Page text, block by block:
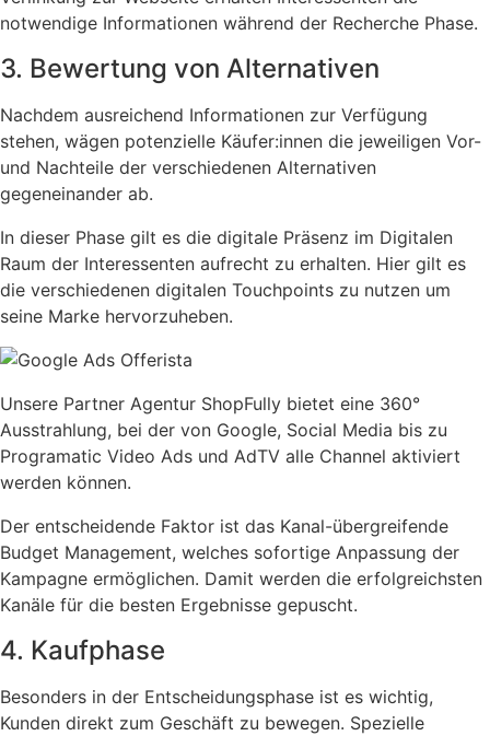
notwendige Informationen während der Recherche Phase.
3. Bewertung von Alternativen
Nachdem ausreichend Informationen zur Verfügung
stehen, wägen potenzielle Käufer:innen die jeweiligen Vor-
und Nachteile der verschiedenen Alternativen
gegeneinander ab.
In dieser Phase gilt es die digitale Präsenz im Digitalen
Raum der Interessenten aufrecht zu erhalten. Hier gilt es
die verschiedenen digitalen Touchpoints zu nutzen um
seine Marke hervorzuheben.
Unsere Partner Agentur ShopFully bietet eine 360°
Ausstrahlung, bei der von Google, Social Media bis zu
Programatic Video Ads und AdTV alle Channel aktiviert
werden können.
Der entscheidende Faktor ist das Kanal-übergreifende
Budget Management, welches sofortige Anpassung der
Kampagne ermöglichen. Damit werden die erfolgreichsten
Kanäle für die besten Ergebnisse gepuscht.
4. Kaufphase
Besonders in der Entscheidungsphase ist es wichtig,
Kunden direkt zum Geschäft zu bewegen. Spezielle